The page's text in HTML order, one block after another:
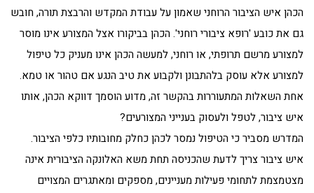
הכהן איש הציבור הרוחני שאמון על עבודת המקדש והרבצת תורה, חובש
גם את כובע 'רופא ציבורי רוחני'. הכהן בביקורו אצל המצורע אינו מוסר
למצורע מרשם תרופתי, או רוחני, למעשה הכהן אינו מעניק כל טיפול
למצורע אלא עוסק בלהתבונן ולקבוע את טיב הנגע אם טהור או טמא.
אחת השאלות המתעוררות בהקשר זה, מדוע הוסמך דווקא הכהן, אותו
איש ציבור, לטפל ולעסוק בענייני המצורעים?
המדרש מסביר כי הטיפול נמסר לכהן כחלק מחובותיו כלפי הציבור.
איש ציבור צריך לדעת שהכניסה תחת משא האלונקה הציבורית אינה
מצטמצמת לתחומי פעילות מעניינים, מספקים ומאתגרים המצויים